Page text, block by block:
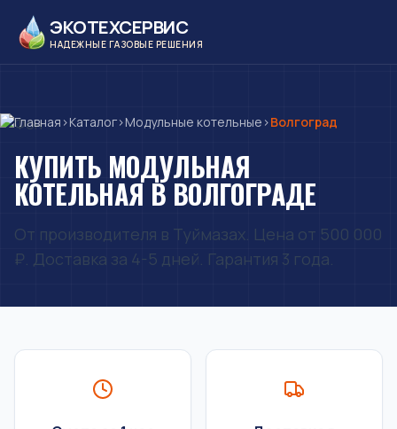
ЭКОТЕХСЕРВИС
НАДЕЖНЫЕ ГАЗОВЫЕ РЕШЕНИЯ
Главная ›Каталог›Модульные котельные ›Волгоград
КУПИТЬ МОДУЛЬНАЯ
КОТЕЛЬНАЯ В ВОЛГОГРАДЕ
От производителя в Туймазах. Цена от 500 000
₽. Доставка за 4-5 дней. Гарантия 3 года.